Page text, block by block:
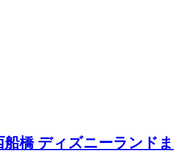
船橋ディズニーランドま